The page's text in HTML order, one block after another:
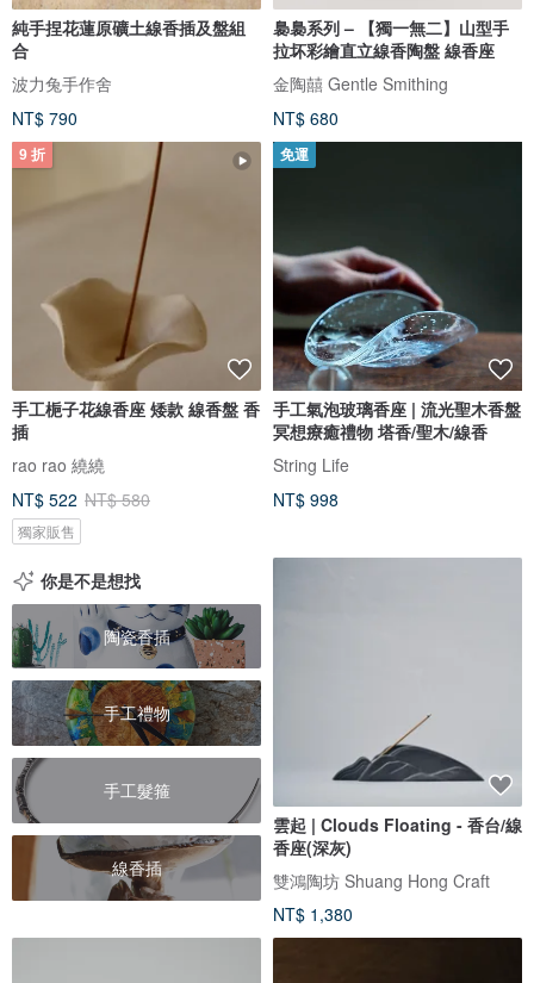
純手捏花蓮原礦土線香插及盤組
合
波力兔手作舍
NT$ 790
裊裊系列 – 【獨一無二】山型手
拉坏彩繪直立線香陶盤 線香座
金陶囍 Gentle Smithing
NT$ 680
9 折
手工梔子花線香座 矮款 線香盤 香
插
rao rao 繞繞
NT$ 522 NT$ 580
獨家販售
免運
手工氣泡玻璃香座 | 流光聖木香盤
冥想療癒禮物 塔香/聖木/線香
String Life
NT$ 998
你是不是想找
陶瓷香插
手工禮物
手工髮箍
線香插
雲起 | Clouds Floating - 香台/線
香座(深灰)
雙鴻陶坊 Shuang Hong Craft
NT$ 1,380